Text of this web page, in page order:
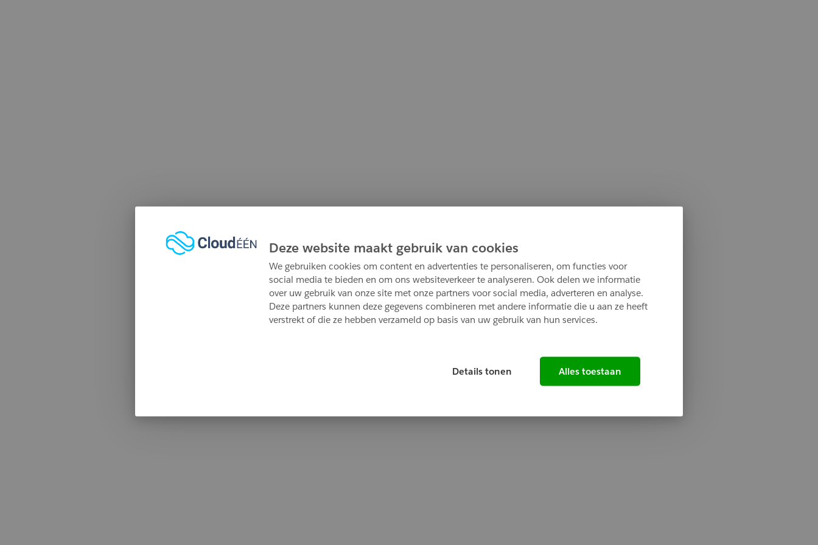
Deze website maakt gebruik van cookies
We gebruiken cookies om content en advertenties te personaliseren, om functies voor
social media te bieden en om ons websiteverkeer te analyseren. Ook delen we informatie
over uw gebruik van onze site met onze partners voor social media, adverteren en analyse.
Deze partners kunnen deze gegevens combineren met andere informatie die u aan ze heeft
verstrekt of die ze hebben verzameld op basis van uw gebruik van hun services.
Details tonen Alles toestaan
Oops!